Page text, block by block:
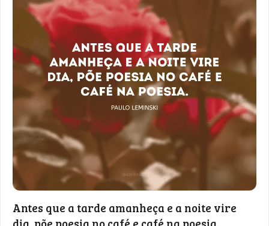
Antes que a tarde amanheça e a noite vire